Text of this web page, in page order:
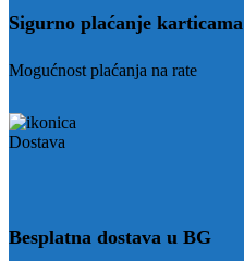
Sigurno plaćanje karticama
Mogućnost plaćanja na rate
Besplatna dostava u BG